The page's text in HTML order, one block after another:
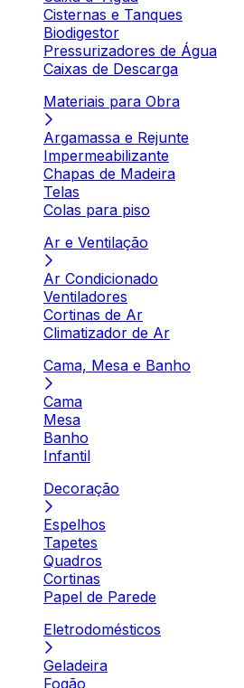
Cisternas e Tanques
Biodigestor
Pressurizadores de Água
Caixas de Descarga
Materiais para Obra
Argamassa e Rejunte
Impermeabilizante
Chapas de Madeira
Telas
Colas para piso
Ar e Ventilação
Ar Condicionado
Ventiladores
Cortinas de Ar
Climatizador de Ar
Cama, Mesa e Banho
Cama
Mesa
Banho
Infantil
Decoração
Espelhos
Tapetes
Quadros
Cortinas
Papel de Parede
Eletrodomésticos
Geladeira
Fogão